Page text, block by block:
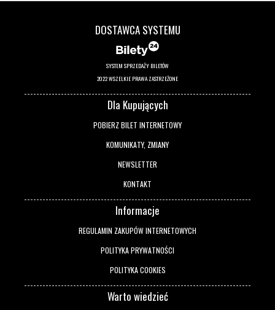
DOSTAWCA SYSTEMU
SYSTEM SPRZEDAŻY BILETÓW
2022 WSZELKIE PRAWA ZASTRZEŻONE
Dla Kupujących
POBIERZ BILET INTERNETOWY
KOMUNIKATY, ZMIANY
NEWSLETTER
KONTAKT
Informacje
REGULAMIN ZAKUPÓW INTERNETOWYCH
POLITYKA PRYWATNOŚCI
POLITYKA COOKIES
Warto wiedzieć